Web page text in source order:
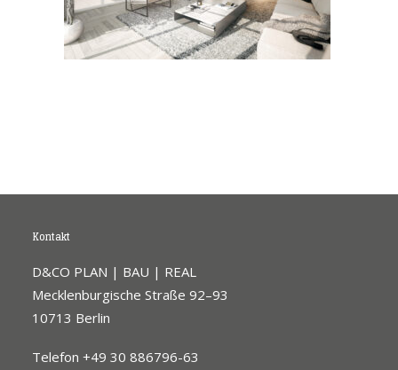
Kontakt
D&CO PLAN | BAU | REAL
Mecklenburgische Straße 92–93
10713 Berlin
Telefon +49 30 886796-63